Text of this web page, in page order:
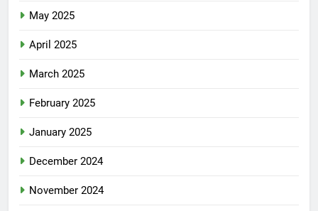
May 2025
April 2025
March 2025
February 2025
January 2025
December 2024
November 2024